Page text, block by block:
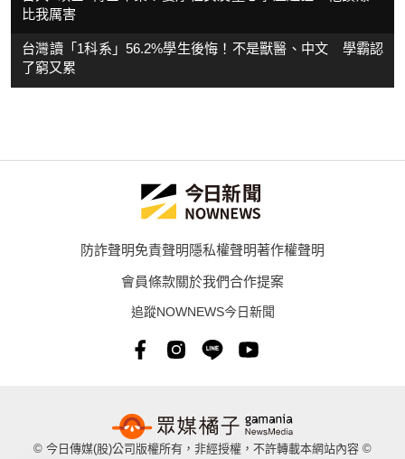
比我厲害
台灣讀「1科系」56.2%學生後悔！不是獸醫、中文 學霸認
了窮又累
防詐聲明免責聲明隱私權聲明著作權聲明
會員條款關於我們合作提案
追蹤NOWNEWS今日新聞
© 今日傳媒(股)公司版權所有，非經授權，不許轉載本網站內容 ©